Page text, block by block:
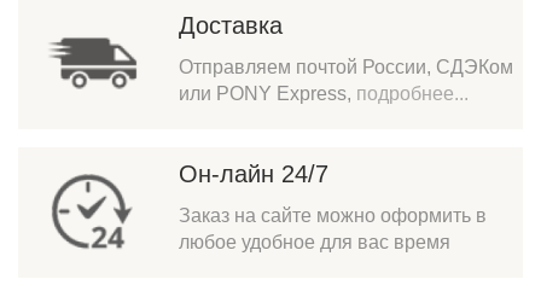
Доставка
Отправляем почтой России, СДЭКом
или PONY Express, подробнее...
Он-лайн 24/7
Заказ на сайте можно оформить в
любое удобное для вас время